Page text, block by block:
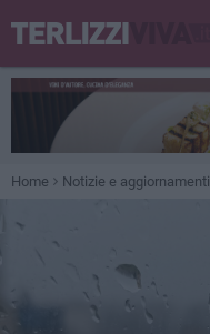
Home Notizie e aggiornamenti